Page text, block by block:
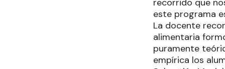
recorrido que
este programa
La docente
alimentaria
puramente
empírica los